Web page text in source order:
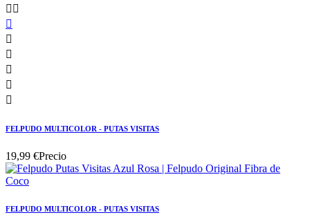
 






FELPUDO MULTICOLOR - PUTAS VISITAS
19,99 €Precio
FELPUDO MULTICOLOR - PUTAS VISITAS